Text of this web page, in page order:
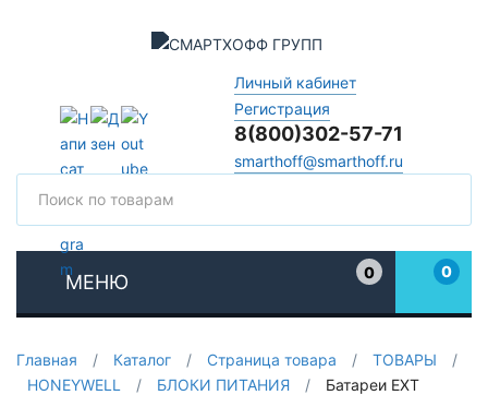
Личный кабинет
Регистрация
8(800)302-57-71
smarthoff@smarthoff.ru
МЕНЮ
0
0
Главная / Каталог / Страница товара / ТОВАРЫ
/
HONEYWELL
/ БЛОКИ ПИТАНИЯ /
Батареи EXT